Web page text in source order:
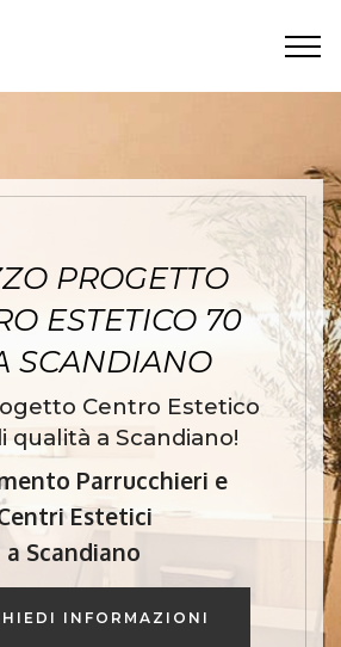
PROGETTO
ESTETICO 70
SCANDIANO
Centro Estetico
qualità a Scandiano!
Parrucchieri e
Estetici
a Scandiano
INFORMAZIONI